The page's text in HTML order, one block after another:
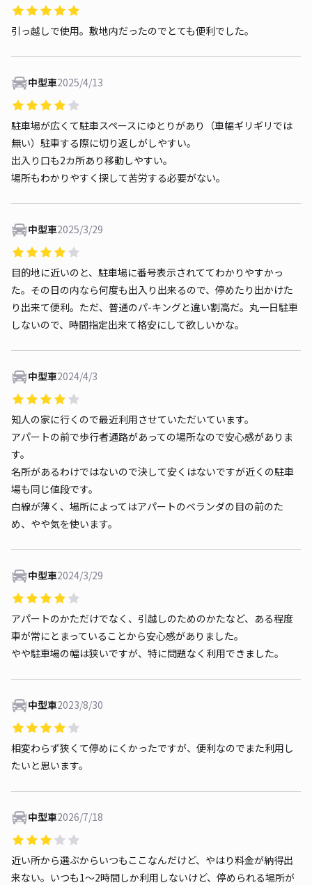
引っ越しで使用。敷地内だったのでとても便利でした。
中型車2025/4/13
駐車場が広くて駐車スペースにゆとりがあり（車幅ギリギリでは
無い）駐車する際に切り返しがしやすい。
出入り口も2カ所あり移動しやすい。
場所もわかりやすく探して苦労する必要がない。
中型車2025/3/29
目的地に近いのと、駐車場に番号表示されててわかりやすかっ
た。その日の内なら何度も出入り出来るので、停めたり出かけた
り出来て便利。ただ、普通のパ-キングと違い割高だ。丸一日駐車
しないので、時間指定出来て格安にして欲しいかな。
中型車2024/4/3
知人の家に行くので最近利用させていただいています。
アパートの前で歩行者通路があっての場所なので安心感がありま
す。
名所があるわけではないので決して安くはないですが近くの駐車
場も同じ値段です。
白線が薄く、場所によってはアパートのベランダの目の前のた
め、やや気を使います。
中型車2024/3/29
アパートのかただけでなく、引越しのためのかたなど、ある程度
車が常にとまっていることから安心感がありました。
やや駐車場の幅は狭いですが、特に問題なく利用できました。
中型車2023/8/30
相変わらず狭くて停めにくかったですが、便利なのでまた利用し
たいと思います。
中型車2026/7/18
近い所から選ぶからいつもここなんだけど、やはり料金が納得出
来ない。いつも1〜2時間しか利用しないけど、停められる場所が